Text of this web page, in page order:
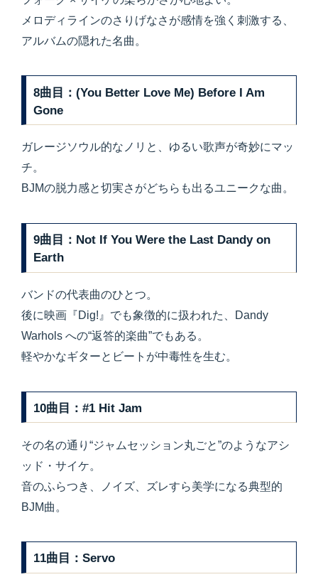
メロディラインのさりげなさが感情を強く刺激する、
アルバムの隠れた名曲。
8曲目：(You Better Love Me) Before I Am
Gone
ガレージソウル的なノリと、ゆるい歌声が奇妙にマッ
チ。
BJMの脱力感と切実さがどちらも出るユニークな曲。
9曲目：Not If You Were the Last Dandy on
Earth
バンドの代表曲のひとつ。
後に映画『Dig!』でも象徴的に扱われた、Dandy
Warhols への“返答的楽曲”でもある。
軽やかなギターとビートが中毒性を生む。
10曲目：#1 Hit Jam
その名の通り“ジャムセッション丸ごと”のようなアシ
ッド・サイケ。
音のふらつき、ノイズ、ズレすら美学になる典型的
BJM曲。
11曲目：Servo